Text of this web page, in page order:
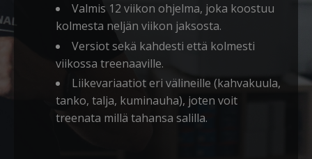
Valmis 12 viikon ohjelma, joka koostuu
kolmesta neljän viikon jaksosta.
Versiot sekä kahdesti että kolmesti
viikossa treenaaville.
Liikevariaatiot eri välineille (kahvakuula,
tanko, talja, kuminauha), joten voit
treenata millä tahansa salilla.